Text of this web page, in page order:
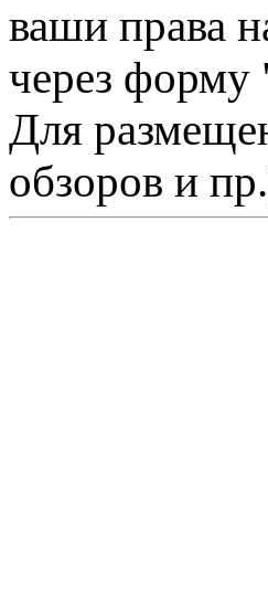
ваши права
через
Для
обзоров и